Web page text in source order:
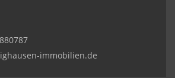
immobilien.de